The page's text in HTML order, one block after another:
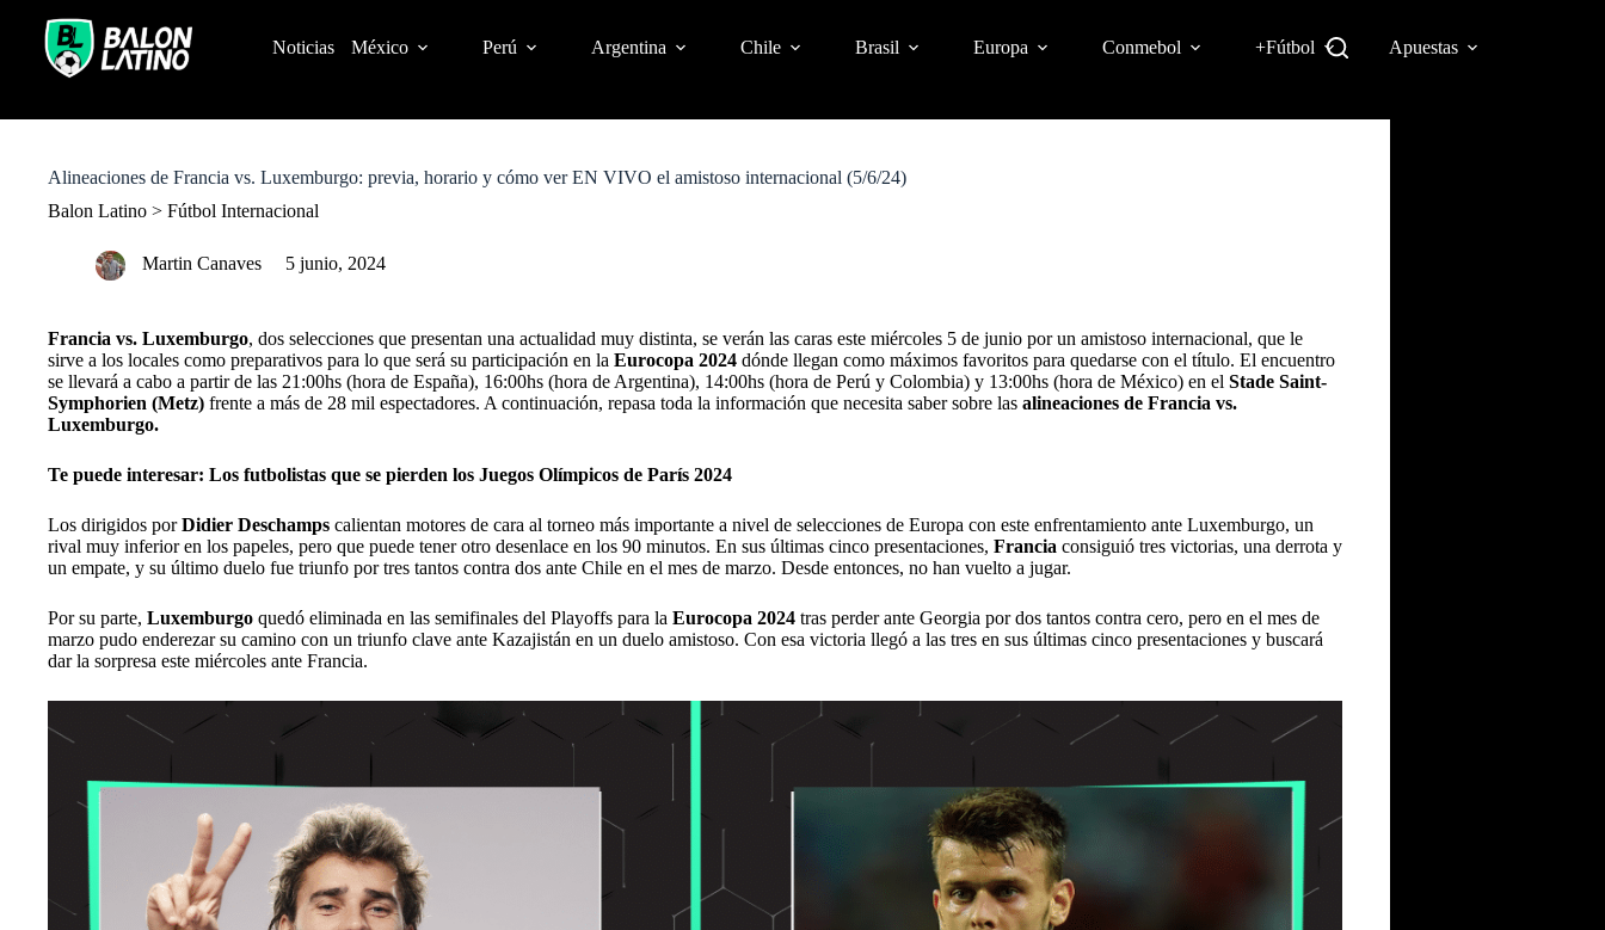
o
Noticias México Perú Argentina Chile Brasil Europa Conmebol +Fútbol Apuestas
Alineaciones de Francia vs. Luxemburgo: previa, horario y cómo ver EN VIVO el amistoso internacional (5/6/24)
Balon Latino > Fútbol Internacional
Martin Canaves 5 junio, 2024
Francia vs. Luxemburgo, dos selecciones que presentan una actualidad muy distinta, se verán las caras este miércoles 5 de junio por un amistoso internacional, que le
sirve a los locales como preparativos para lo que será su participación en la Eurocopa 2024 dónde llegan como máximos favoritos para quedarse con el título. El encuentro
se llevará a cabo a partir de las 21:00hs (hora de España), 16:00hs (hora de Argentina), 14:00hs (hora de Perú y Colombia) y 13:00hs (hora de México) en el Stade Saint-
Symphorien (Metz) frente a más de 28 mil espectadores. A continuación, repasa toda la información que necesita saber sobre las alineaciones de Francia vs.
Luxemburgo.
Te puede interesar: Los futbolistas que se pierden los Juegos Olímpicos de París 2024
Los dirigidos porDidier Deschamps calientan motores de cara al torneo más importante a nivel de selecciones de Europa con este enfrentamiento ante Luxemburgo, un
rival muy inferior en los papeles, pero que puede tener otro desenlace en los 90 minutos. En sus últimas cinco presentaciones, Francia consiguió tres victorias, una derrota y
un empate, y su último duelo fue triunfo por tres tantos contra dos ante Chile en el mes de marzo. Desde entonces, no han vuelto a jugar.
Por su parte, Luxemburgo quedó eliminada en las semifinales del Playoffs para la Eurocopa 2024 tras perder ante Georgia por dos tantos contra cero, pero en el mes de
marzo pudo enderezar su camino con un triunfo clave ante Kazajistán en un duelo amistoso. Con esa victoria llegó a las tres en sus últimas cinco presentaciones y buscará
dar la sorpresa este miércoles ante Francia.